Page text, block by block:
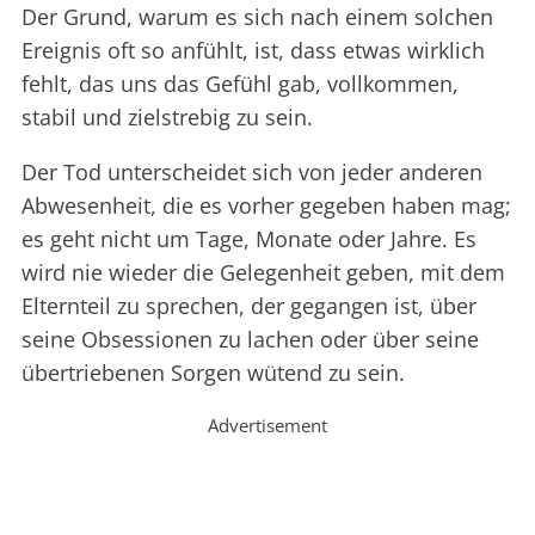
Der Grund, warum es sich nach einem solchen
Ereignis oft so anfühlt, ist, dass etwas wirklich
fehlt, das uns das Gefühl gab, vollkommen,
stabil und zielstrebig zu sein.
Der Tod unterscheidet sich von jeder anderen
Abwesenheit, die es vorher gegeben haben mag;
es geht nicht um Tage, Monate oder Jahre. Es
wird nie wieder die Gelegenheit geben, mit dem
Elternteil zu sprechen, der gegangen ist, über
seine Obsessionen zu lachen oder über seine
übertriebenen Sorgen wütend zu sein.
Advertisement